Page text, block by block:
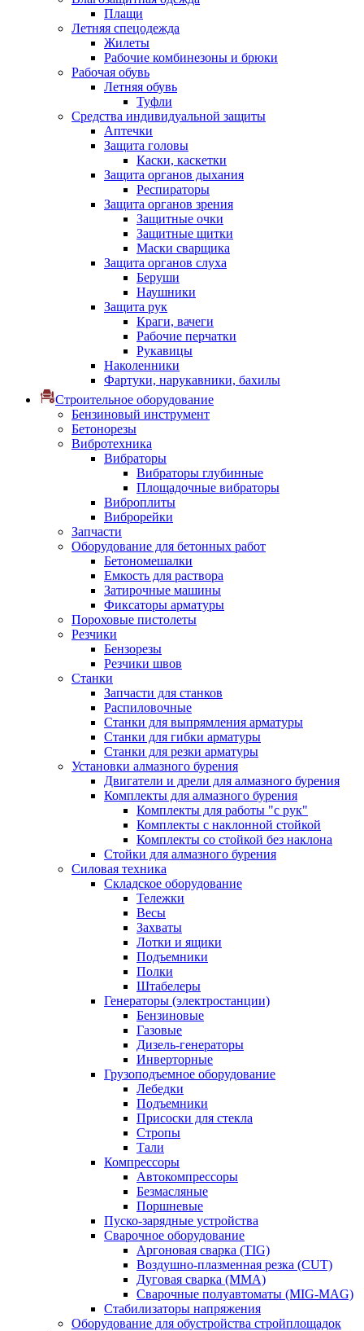
Плащи
Летняя спецодежда
Жилеты
Рабочие комбинезоны и брюки
Рабочая обувь
Летняя обувь
Туфли
Средства индивидуальной защиты
Аптечки
Защита головы
Каски, каскетки
Защита органов дыхания
Респираторы
Защита органов зрения
Защитные очки
Защитные щитки
Маски сварщика
Защита органов слуха
Беруши
Наушники
Защита рук
Краги, вачеги
Рабочие перчатки
Рукавицы
Наколенники
Фартуки, нарукавники, бахилы
Строительное оборудование
Бензиновый инструмент
Бетонорезы
Вибротехника
Вибраторы
Вибраторы глубинные
Площадочные вибраторы
Виброплиты
Виброрейки
Запчасти
Оборудование для бетонных работ
Бетономешалки
Емкость для раствора
Затирочные машины
Фиксаторы арматуры
Пороховые пистолеты
Резчики
Бензорезы
Резчики швов
Станки
Запчасти для станков
Распиловочные
Станки для выпрямления арматуры
Станки для гибки арматуры
Станки для резки арматуры
Установки алмазного бурения
Двигатели и дрели для алмазного бурения
Комплекты для алмазного бурения
Комплекты для работы "с рук"
Комплекты с наклонной стойкой
Комплекты со стойкой без наклона
Стойки для алмазного бурения
Силовая техника
Складское оборудование
Тележки
Весы
Захваты
Лотки и ящики
Подъемники
Полки
Штабелеры
Генераторы (электростанции)
Бензиновые
Газовые
Дизель-генераторы
Инверторные
Грузоподъемное оборудование
Лебедки
Подъемники
Присоски для стекла
Стропы
Тали
Компрессоры
Автокомпрессоры
Безмасляные
Поршневые
Пуско-зарядные устройства
Сварочное оборудование
Аргоновая сварка (TIG)
Воздушно-плазменная резка (CUT)
Дуговая сварка (ММА)
Сварочные полуавтоматы (MIG-MAG)
Стабилизаторы напряжения
Оборудование для обустройства стройплощадок